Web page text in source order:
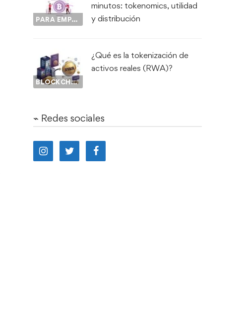
PARA EMPEZAR...
minutos: tokenomics, utilidad
y distribución
BLOCKCHAIN
¿Qué es la tokenización de
activos reales (RWA)?
⌁ Redes sociales